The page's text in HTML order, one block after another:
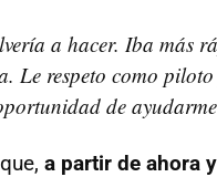
a hacer. Iba más
respeto como piloto
de
a partir de ahora